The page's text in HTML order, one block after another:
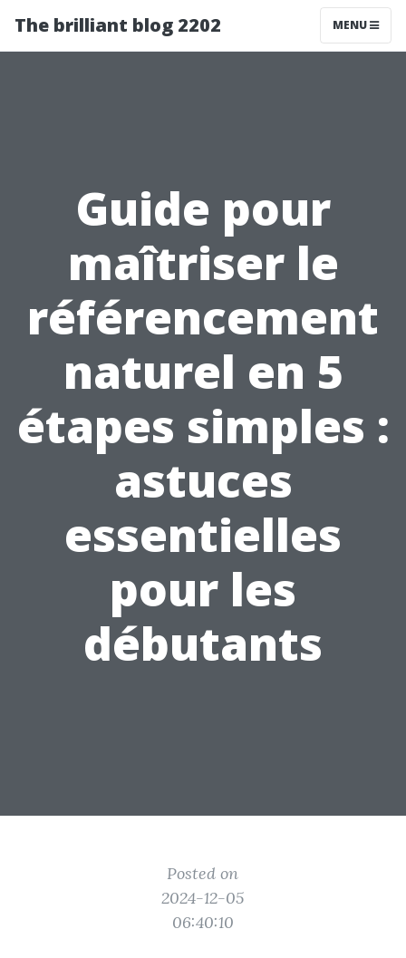
The brilliant blog 2202 MENU
Guide pour
maîtriser le
référencement
naturel en 5
étapes simples :
astuces
essentielles
pour les
débutants
Posted on
2024-12-05
06:40:10